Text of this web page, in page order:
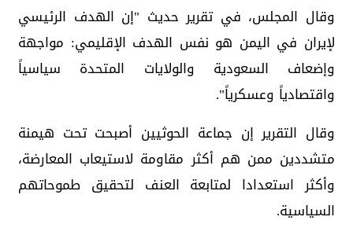
وقال المجلس، في تقرير حديث "إن الهدف الرئيسي
لإيران في اليمن هو نفس الهدف الإقليمي: مواجهة
وإضعاف السعودية والولايات المتحدة سياسياً
واقتصادياً وعسكرياً".
وقال التقرير إن جماعة الحوثيين أصبحت تحت هيمنة
متشددين ممن هم أكثر مقاومة لاستيعاب المعارضة،
وأكثر استعدادا لمتابعة العنف لتحقيق طموحاتهم
السياسية.